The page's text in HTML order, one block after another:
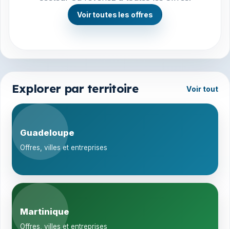
Voir toutes les offres
Explorer par territoire Voir tout
Guadeloupe
Offres, villes et entreprises
Martinique
Offres, villes et entreprises